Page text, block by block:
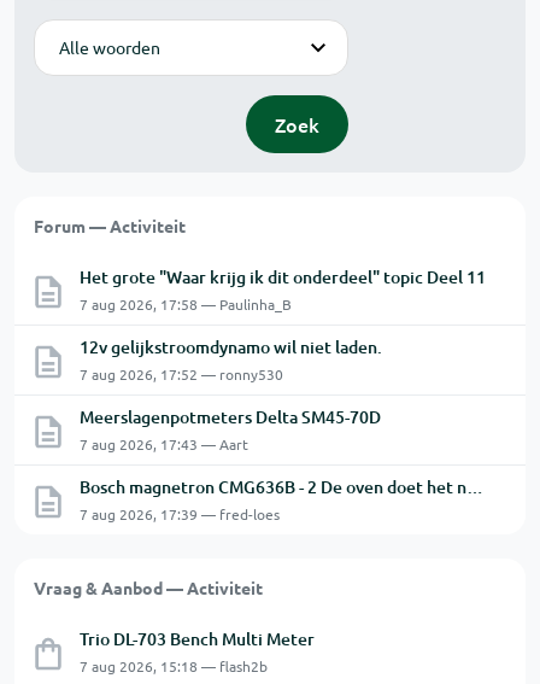
Modus
Zoek
Forum — Activiteit
Het grote "Waar krijg ik dit onderdeel" topic Deel 11
7 aug 2026, 17:58 — Paulinha_B
12v gelijkstroomdynamo wil niet laden.
7 aug 2026, 17:52 — ronny530
Meerslagenpotmeters Delta SM45-70D
7 aug 2026, 17:43 — Aart
Bosch magnetron CMG636B - 2 De oven doet het niet goed.
7 aug 2026, 17:39 — fred-loes
Vraag & Aanbod — Activiteit
Trio DL-703 Bench Multi Meter
7 aug 2026, 15:18 — flash2b